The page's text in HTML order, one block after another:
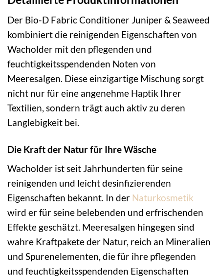
Der Bio-D Fabric Conditioner Juniper & Seaweed
kombiniert die reinigenden Eigenschaften von
Wacholder mit den pflegenden und
feuchtigkeitsspendenden Noten von
Meeresalgen. Diese einzigartige Mischung sorgt
nicht nur für eine angenehme Haptik Ihrer
Textilien, sondern trägt auch aktiv zu deren
Langlebigkeit bei.
Die Kraft der Natur für Ihre Wäsche
Wacholder ist seit Jahrhunderten für seine
reinigenden und leicht desinfizierenden
Eigenschaften bekannt. In der Naturkosmetik
wird er für seine belebenden und erfrischenden
Effekte geschätzt. Meeresalgen hingegen sind
wahre Kraftpakete der Natur, reich an Mineralien
und Spurenelementen, die für ihre pflegenden
und feuchtigkeitsspendenden Eigenschaften